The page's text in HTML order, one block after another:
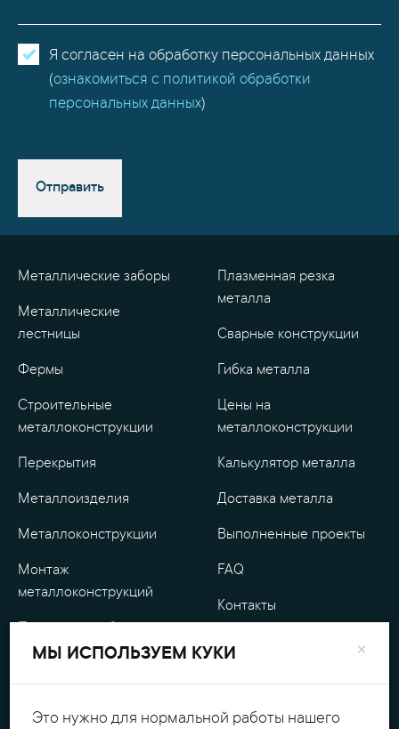
Я согласен на обработку персональных данных
(ознакомиться с политикой обработки
персональных данных)
Отправить
Металлические заборы
Металлические
лестницы
Фермы
Строительные
металлоконструкции
Перекрытия
Металлоизделия
Металлоконструкции
Монтаж
металлоконструкций
Уличные
металлоизделия
Обработка металла
Плазменная резка
металла
Сварные конструкции
Гибка металла
Цены на
металлоконструкции
Калькулятор металла
Доставка металла
Выполненные проекты
FAQ
Контакты
Оплата
×
МЫ ИСПОЛЬЗУЕМ КУКИ
Это нужно для нормальной работы нашего